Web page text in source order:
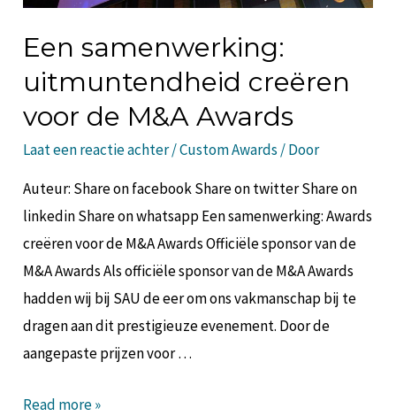
Een samenwerking:
uitmuntendheid creëren
voor de M&A Awards
Laat een reactie achter/Custom Awards / Door
Auteur: Share on facebook Share on twitter Share on
linkedin Share on whatsapp Een samenwerking: Awards
creëren voor de M&A Awards Officiële sponsor van de
M&A Awards Als officiële sponsor van de M&A Awards
hadden wij bij SAU de eer om ons vakmanschap bij te
dragen aan dit prestigieuze evenement. Door de
aangepaste prijzen voor …
Read more »